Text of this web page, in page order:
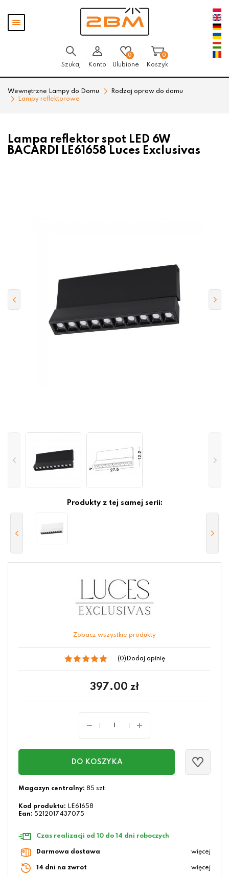
Pokaż
menu
Szukaj Konto
0
Ulubione
0
Koszyk
Wewnętrzne Lampy do Domu
Rodzaj opraw do domu
Lampy reflektorowe
Lampa reflektor spot LED 6W
BACARDI LE61658 Luces Exclusivas
Produkty z tej samej serii:
Zobacz wszystkie produkty
(0) Dodaj opinię
397.00 zł
DO KOSZYKA
Magazyn centralny: 85 szt.
Kod produktu: LE61658
Ean: 5212017437075
Czas realizacji od 10 do 14 dni roboczych
Darmowa dostawa więcej
14 dni na zwrot więcej